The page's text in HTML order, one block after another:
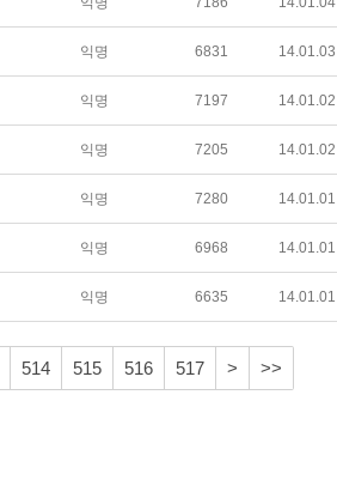
익명 6831 14.01.03
익명 7197 14.01.02
익명 7205 14.01.02
익명 7280 14.01.01
익명 6968 14.01.01
익명 6635 14.01.01
514 515 516 517 > >>